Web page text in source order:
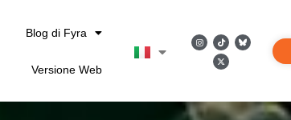
Blog di Fyra
Versione Web